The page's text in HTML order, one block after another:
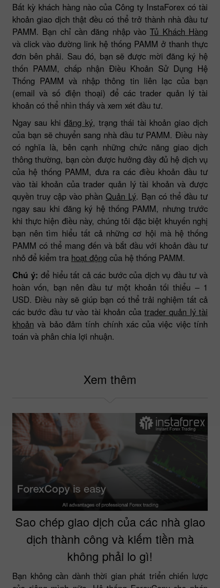
Bất kỳ khách hàng nào của Công ty InstaForex có tài
khoản giao dịch thật đều có thể trở thành nhà đầu tư
PAMM. Bạn chỉ cần đăng nhập vàoTủ Khách Hàng
và click vào đường link hệ thống PAMM ở thanh thực
đơn bên phải. Sau đó, bạn sẽ được mời đăng ký hệ
thốn PAMM, chấp nhận Điều Khoản Sử Dụng Hệ
Thống PAMM và nhập thông tin liên lạc của bạn
(email và số điện thoại) để các trader quản lý tài
khoản có thể nhìn thấy và xem xét đầu tư.
Ngay sau khiđăng ký, trạng thái tài khoản giao dịch
của bạn sẽ chuyển sang nhà đầu tư PAMM. Điều này
có nghĩa là, bên cạnh những chức năng giao dịch
thông thường, bạn còn được hưởng đầy đủ hệ dịch vụ
của hệ thống PAMM, đưa ra các điều khoản đầu tư
vào tài khoản của trader quản lý tài khoản và được
quyền truy cập vào phần Quản Lý. Bạn có thể đầu tư
ngay sau khi đăng ký hệ thống PAMM, nhưng trước
khi thực hiện điều này, chúng tôi đặc biệt khuyến nghị
bạn nên tìm hiểu tất cả những cơ hội mà hệ thống
PAMM có thể mang đến và bắt đầu với khoản đầu tư
nhỏ để kiểm tra hoạt động của hệ thống PAMM.
Chú ý: để hiểu tất cả các bước của dịch vụ đầu tư và
hoàn vốn, bạn nên đầu tư một khoản tối thiểu – 1
USD. Điều này sẽ giúp bạn có thể trải nghiệm tất cả
các bước đầu tư vào tài khoản của trader quản lý tài
khoản và bảo đảm tính chính xác của việc việc tính
toán và phân chia lợi nhuận.
Xem thêm
Sao chép giao dịch của các nhà giao
dịch thành công và kiếm tiền mà
không phải lo gì!
Bạn không cần dành thời gian phát triển chiến lược